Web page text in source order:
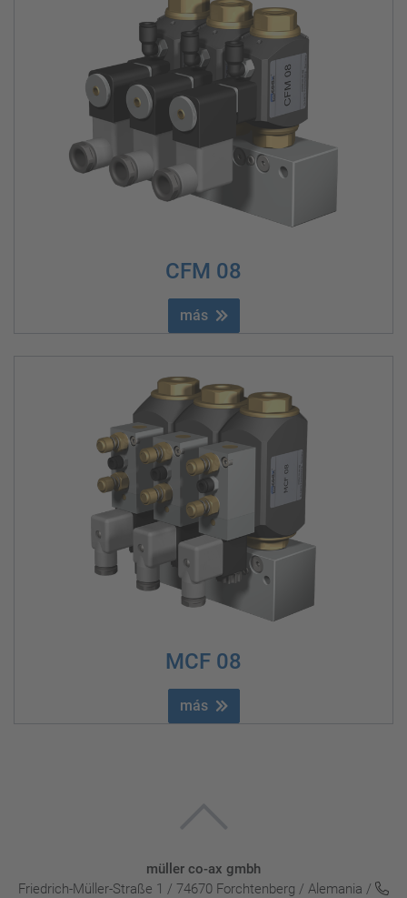
CFM 08
más
MCF 08
más
müller co-ax gmbh
Friedrich-Müller-Straße 1 / 74670 Forchtenberg / Alemania /